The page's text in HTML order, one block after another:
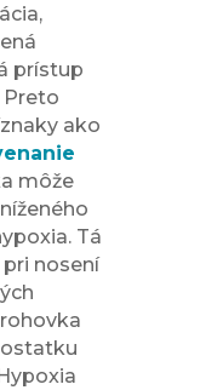
prístup
Preto
ako
môže
Tá
nosení